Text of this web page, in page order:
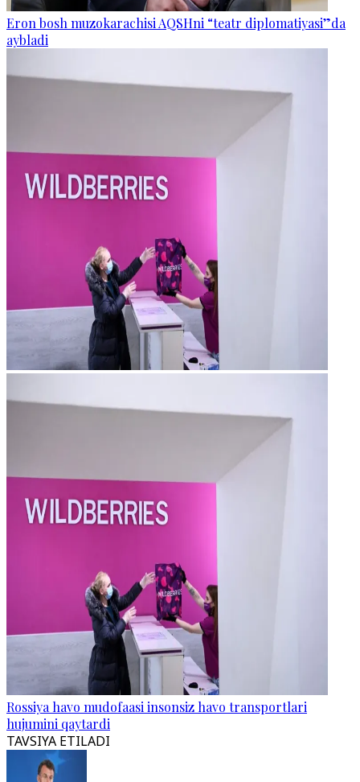
Eron bosh muzokarachisi AQSHni “teatr diplomatiyasi”da
aybladi
Rossiya havo mudofaasi insonsiz havo transportlari
hujumini qaytardi
TAVSIYA ETILADI